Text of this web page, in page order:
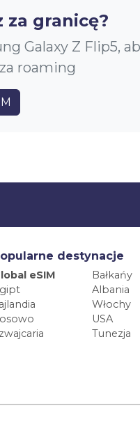
za granicę?
Galaxy Z Flip5,
roaming
destynacje
eSIM
Bałkańy
Albania
Włochy
USA
Tunezja